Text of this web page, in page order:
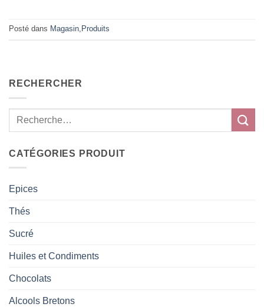
Posté dans Magasin, Produits
RECHERCHER
CATÉGORIES PRODUIT
Epices
Thés
Sucré
Huiles et Condiments
Chocolats
Alcools Bretons